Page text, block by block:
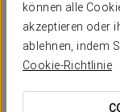
können alle
akzeptieren oder
ablehnen, indem
Cookie-Richtlinie
Erwachsene
Kinder (bis 12
Brunch
Mach den